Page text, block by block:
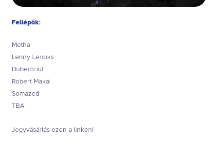
Fellépők:
Metha
Lenny Lenoks
Dubectciut
Robert Makai
Somazed
TBA
Jegyvásárlás ezen a linken!